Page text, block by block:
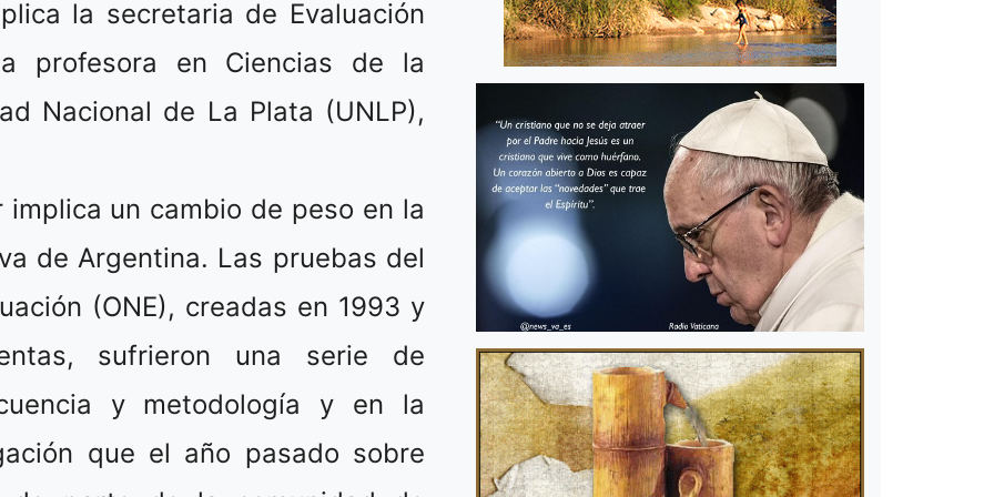
la secretaria de Evaluación
profesora en Ciencias de la
Nacional de La Plata (UNLP),
un cambio de peso en la
de Argentina. Las pruebas del
(ONE), creadas en 1993 y
sufrieron una serie de
y metodología y en la
que el año pasado sobre